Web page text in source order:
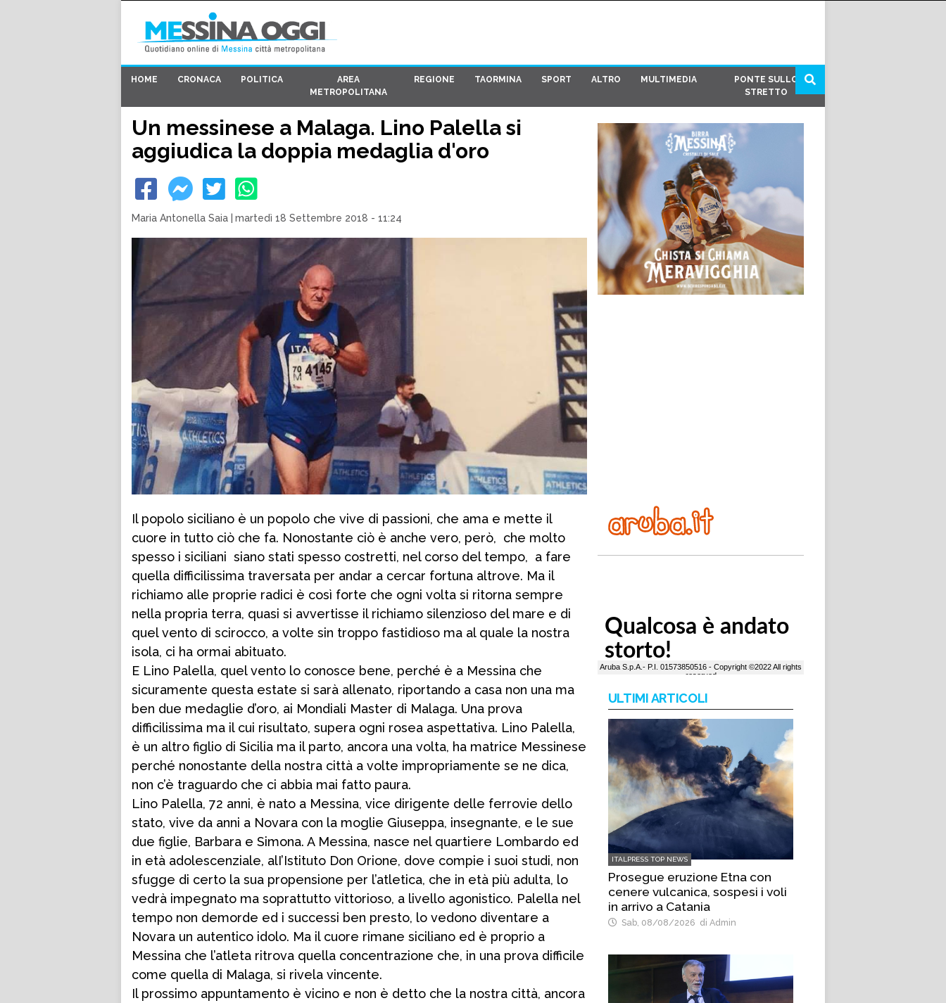
HOME CRONACA POLITICA
AREA
METROPOLITANA
REGIONE TAORMINA SPORT ALTRO MULTIMEDIA
PONTE SULLO
STRETTO
Un messinese a Malaga. Lino Palella si
aggiudica la doppia medaglia d'oro
Maria Antonella Saia martedì 18 Settembre 2018 - 11:24
Il popolo siciliano è un popolo che vive di passioni, che ama e mette il
cuore in tutto ciò che fa. Nonostante ciò è anche vero, però, che molto
spesso i siciliani siano stati spesso costretti, nel corso del tempo, a fare
quella difficilissima traversata per andar a cercar fortuna altrove. Ma il
richiamo alle proprie radici è così forte che ogni volta si ritorna sempre
nella propria terra, quasi si avvertisse il richiamo silenzioso del mare e di
quel vento di scirocco, a volte sin troppo fastidioso ma al quale la nostra
isola, ci ha ormai abituato.
E Lino Palella, quel vento lo conosce bene, perché è a Messina che
sicuramente questa estate si sarà allenato, riportando a casa non una ma
ben due medaglie d’oro, ai Mondiali Master di Malaga. Una prova
difficilissima ma il cui risultato, supera ogni rosea aspettativa. Lino Palella,
è un altro figlio di Sicilia ma il parto, ancora una volta, ha matrice Messinese
perché nonostante della nostra città a volte impropriamente se ne dica,
non c’è traguardo che ci abbia mai fatto paura.
Lino Palella, 72 anni, è nato a Messina, vice dirigente delle ferrovie dello
stato, vive da anni a Novara con la moglie Giuseppa, insegnante, e le sue
due figlie, Barbara e Simona. A Messina, nasce nel quartiere Lombardo ed
in età adolescenziale, alI’Istituto Don Orione, dove compie i suoi studi, non
sfugge di certo la sua propensione per l’atletica, che in età più adulta, lo
vedrà impegnato ma soprattutto vittorioso, a livello agonistico. Palella nel
tempo non demorde ed i successi ben presto, lo vedono diventare a
Novara un autentico idolo. Ma il cuore rimane siciliano ed è proprio a
Messina che l’atleta ritrova quella concentrazione che, in una prova difficile
come quella di Malaga, si rivela vincente.
Il prossimo appuntamento è vicino e non è detto che la nostra città, ancora
ULTIMI ARTICOLI
ITALPRESS TOP NEWS
Prosegue eruzione Etna con
cenere vulcanica, sospesi i voli
in arrivo a Catania
Sab, 08/08/2026 di Admin